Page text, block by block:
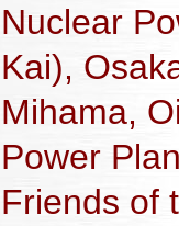
Nuclear
Kai),
Mihama,
Power
Friends of